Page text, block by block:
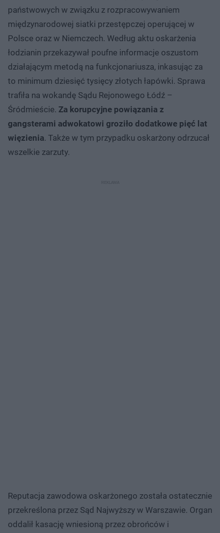
państwowych w związku z rozpracowywaniem
międzynarodowej siatki przestępczej operującej w
Polsce oraz w Niemczech. Według aktu oskarżenia
łodzianin przekazywał poufne informacje oszustom
działającym metodą na funkcjonariusza, inkasując za
to minimum dziesięć tysięcy złotych łapówki. Sprawa
trafiła na wokandę Sądu Rejonowego Łódź –
Śródmieście. Za korupcyjne powiązania z
gangsterami adwokatowi groziło dodatkowe pięć lat
więzienia. Także w tym przypadku oskarżony odrzucał
wszelkie zarzuty.
Reputacja zawodowa oskarżonego została ostatecznie
przekreślona przez Sąd Najwyższy w Warszawie. Organ
oddalił kasację wniesioną przez obrońców i